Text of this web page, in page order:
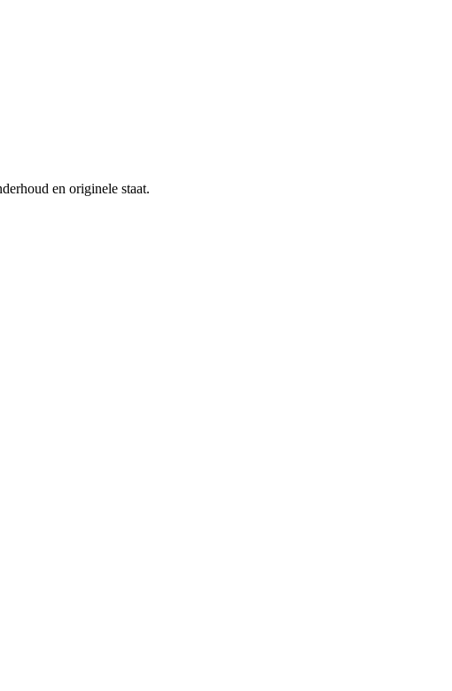
en originele staat.